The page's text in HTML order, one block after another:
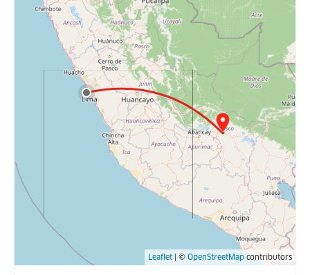
Leaflet | © OpenStreetMap contributors